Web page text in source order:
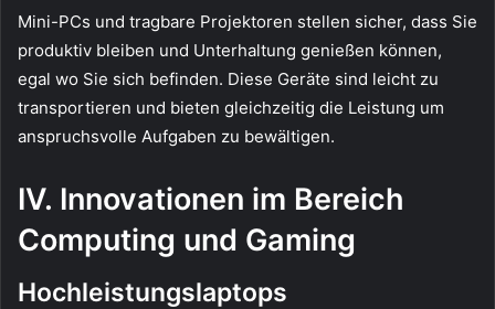
Mini-PCs und tragbare Projektoren stellen sicher, dass Sie
produktiv bleiben und Unterhaltung genießen können,
egal wo Sie sich befinden. Diese Geräte sind leicht zu
transportieren und bieten gleichzeitig die Leistung um
anspruchsvolle Aufgaben zu bewältigen.
IV. Innovationen im Bereich
Computing und Gaming
Hochleistungslaptops